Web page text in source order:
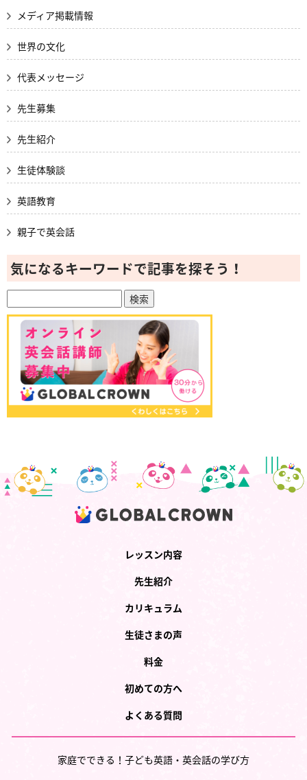
メディア掲載情報
世界の文化
代表メッセージ
先生募集
先生紹介
生徒体験談
英語教育
親子で英会話
気になるキーワードで記事を探そう！
レッスン内容
先生紹介
カリキュラム
生徒さまの声
料金
初めての方へ
よくある質問
家庭でできる！子ども英語・英会話の学び方